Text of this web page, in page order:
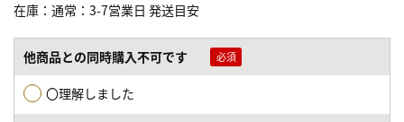
在庫 通常：3-7営業日 発送目安
他商品との同時購入不可です
〇理解しました